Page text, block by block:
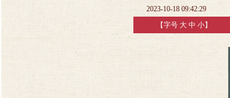
2023-10-18 09:42:29
【字号 大 中 小】